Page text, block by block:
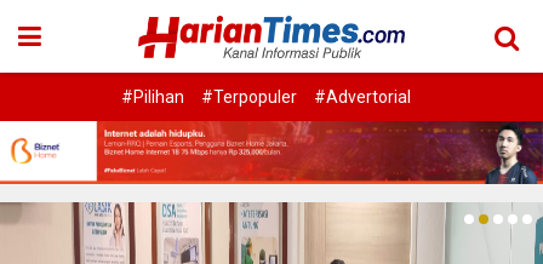
#Pilihan #Terpopuler #Advertorial